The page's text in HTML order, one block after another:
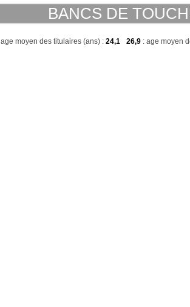
BANCS DE
age moyen des titulaires (ans) : 24,1 26,9 : age moyen